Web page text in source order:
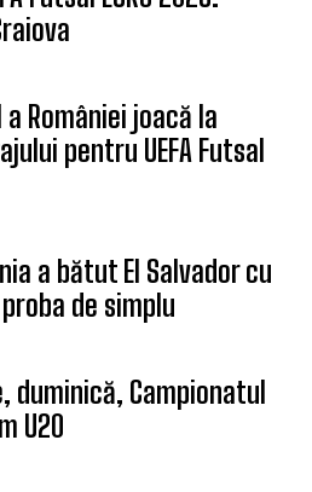
României joacă la
pentru UEFA Futsal
a bătut El Salvador cu
de simplu
duminică, Campionatul
U20